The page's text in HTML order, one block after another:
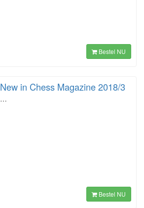
Bestel NU
New in Chess Magazine 2018/3
…
Bestel NU